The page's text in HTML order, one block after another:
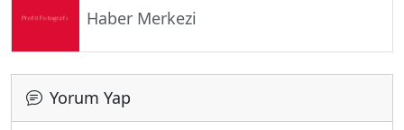
Haber Merkezi
Yorum Yap